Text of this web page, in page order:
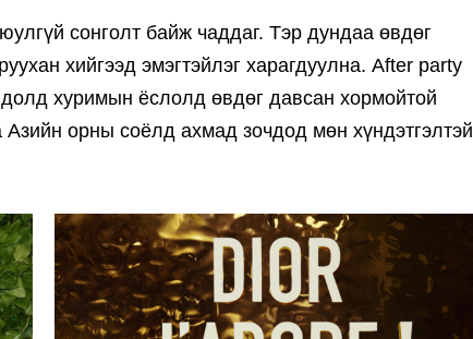
сонголт байж чаддаг. Тэр дундаа өвдөг
хийгээд эмэгтэйлэг харагдуулна. After party
хуримын ёслолд өвдөг давсан хормойтой
орны соёлд ахмад зочдод мөн хүндэтгэлтэй